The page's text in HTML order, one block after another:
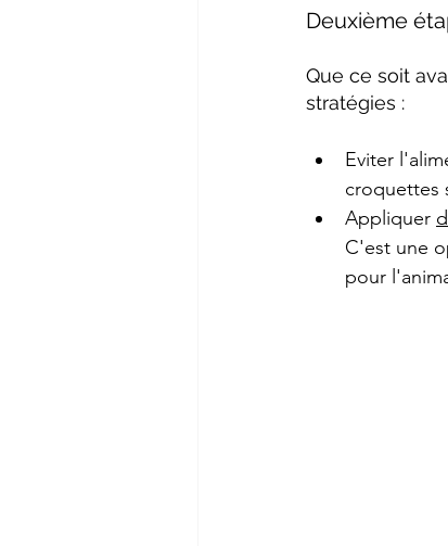
Deuxième
Que ce soit
stratégies :
Eviter
croquettes
Appliquer
C'est une
pour